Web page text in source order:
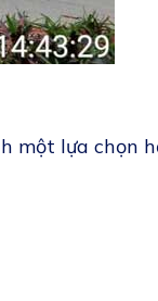
một lựa chọn